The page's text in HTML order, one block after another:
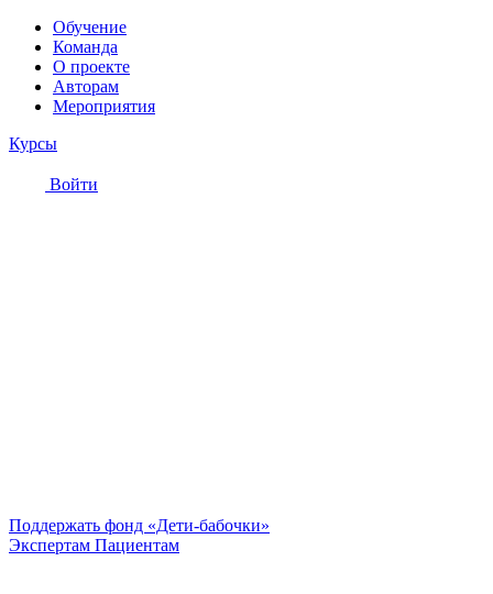
Обучение
Команда
О проекте
Авторам
Мероприятия
Курсы
Войти
Поддержать фонд «Дети-бабочки»
Экспертам Пациентам